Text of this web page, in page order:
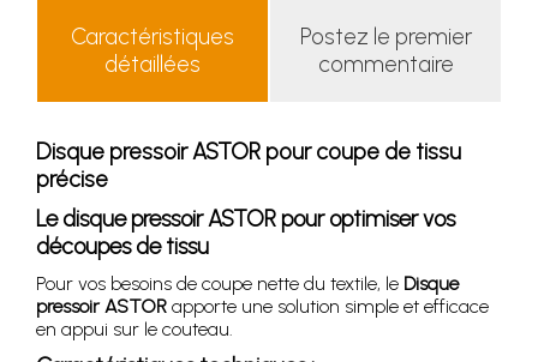
Caractéristiques
détaillées
Postez le premier
commentaire
Disque pressoir ASTOR pour coupe de tissu
précise
Le disque pressoir ASTOR pour optimiser vos
découpes de tissu
Pour vos besoins de coupe nette du textile, le Disque
pressoir ASTOR apporte une solution simple et efficace
en appui sur le couteau.